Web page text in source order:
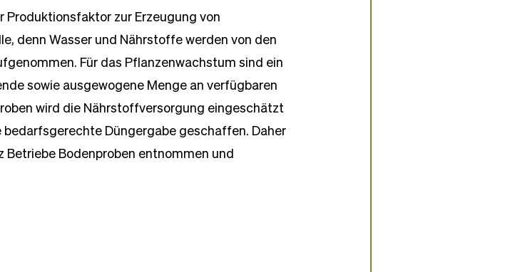
zur Erzeugung von
denn Wasser und Nährstoffe werden von den
Für das Pflanzenwachstum sind ein
sowie ausgewogene Menge an verfügbaren
wird die Nährstoffversorgung eingeschätzt
Düngergabe geschaffen. Daher
Bodenproben entnommen und